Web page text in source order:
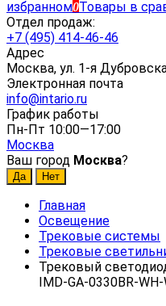
избранном0Товары в
Отдел продаж:
+7 (495) 414-46-46
Адрес
Москва, ул. 1-я
Электронная почта
info@intario.ru
График работы
Пн-Пт 10:00—17:00
Москва
Ваш город Москва?
Главная
Освещение
Трековые системы
Трековые
Трековый
IMD-GA-0330BR-